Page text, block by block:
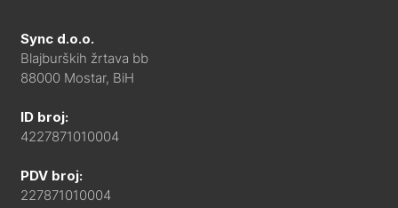
Sync d.o.o.
Blajburških žrtava bb
88000 Mostar, BiH
ID broj:
4227871010004
PDV broj:
227871010004